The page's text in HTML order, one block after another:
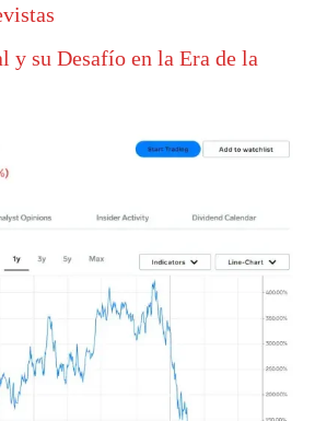
y su Desafío en la Era de la